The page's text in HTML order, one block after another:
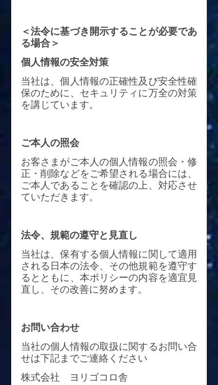
＜法令に基づき開示することが必要であ
る場合＞
個人情報の安全対策
当社は、個人情報の正確性及び安全性確
保のために、セキュリティに万全の対策
を講じています。
ご本人の照会
お客さまがご本人の個人情報の照会・修
正・削除などをご希望される場合には、
ご本人であることを確認の上、対応させ
ていただきます。
法令、規範の遵守と見直し
当社は、保有する個人情報に関して適用
される日本の法令、その他規範を遵守す
るとともに、本ポリシーの内容を適宜見
直し、その改善に努めます。
お問い合わせ
当社の個人情報の取扱に関するお問い合
せは下記までご連絡ください
株式会社 ヨリゴコロ舎